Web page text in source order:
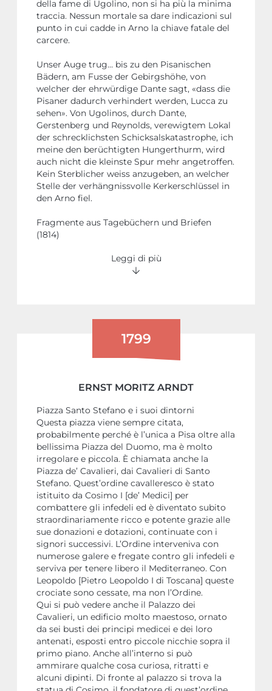
della fame di Ugolino, non si ha più la minima
traccia. Nessun mortale sa dare indicazioni sul
punto in cui cadde in Arno la chiave fatale del
carcere.
Unser Auge trug… bis zu den Pisanischen
Bädern, am Fusse der Gebirgshöhe, von
welcher der ehrwürdige Dante sagt, «dass die
Pisaner dadurch verhindert werden, Lucca zu
sehen». Von Ugolinos, durch Dante,
Gerstenberg und Reynolds, verewigtem Lokal
der schrecklichsten Schicksalskatastrophe, ich
meine den berüchtigten Hungerthurm, wird
auch nicht die kleinste Spur mehr angetroffen.
Kein Sterblicher weiss anzugeben, an welcher
Stelle der verhängnissvolle Kerkerschlüssel in
den Arno fiel.
Fragmente aus Tagebüchern und Briefen
(1814)
Leggi di più
1799
ERNST MORITZ ARNDT
Piazza Santo Stefano e i suoi dintorni
Questa piazza viene sempre citata,
probabilmente perché è l’unica a Pisa oltre alla
bellissima Piazza del Duomo, ma è molto
irregolare e piccola. È chiamata anche la
Piazza de’ Cavalieri, dai Cavalieri di Santo
Stefano. Quest’ordine cavalleresco è stato
istituito da Cosimo I [de’ Medici] per
combattere gli infedeli ed è diventato subito
straordinariamente ricco e potente grazie alle
sue donazioni e dotazioni, continuate con i
signori successivi. L’Ordine interveniva con
numerose galere e fregate contro gli infedeli e
serviva per tenere libero il Mediterraneo. Con
Leopoldo [Pietro Leopoldo I di Toscana] queste
crociate sono cessate, ma non l’Ordine.
Qui si può vedere anche il Palazzo dei
Cavalieri, un edificio molto maestoso, ornato
da sei busti dei principi medicei e dei loro
antenati, esposti entro piccole nicchie sopra il
primo piano. Anche all’interno si può
ammirare qualche cosa curiosa, ritratti e
alcuni dipinti. Di fronte al palazzo si trova la